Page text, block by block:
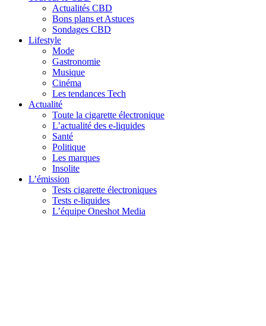
Actualités CBD
Bons plans et Astuces
Sondages CBD
Lifestyle
Mode
Gastronomie
Musique
Cinéma
Les tendances Tech
Actualité
Toute la cigarette électronique
L’actualité des e-liquides
Santé
Politique
Les marques
Insolite
L’émission
Tests cigarette électroniques
Tests e-liquides
L’équipe Oneshot Media